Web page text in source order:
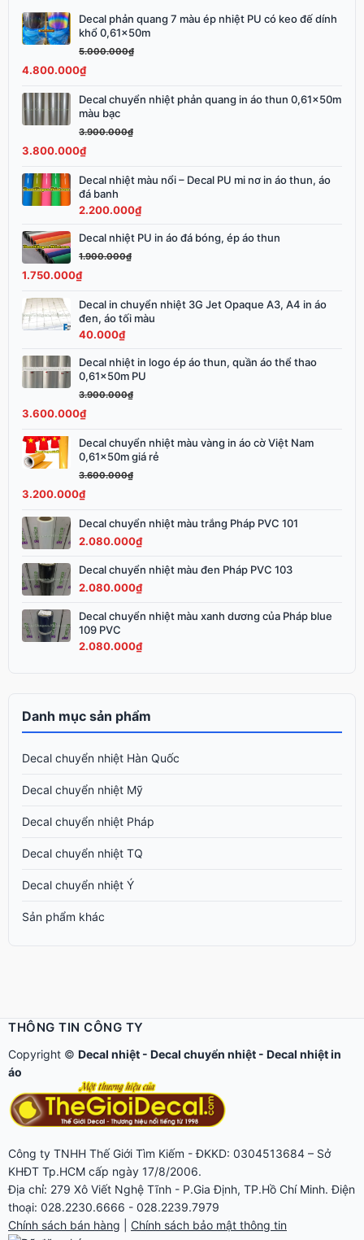
Decal phản quang 7 màu ép nhiệt PU có keo đế dính
khổ 0,61x50m
5.000.000₫
Giá
gốc
5.000.000₫.
4.800.000₫
Giá
hiện
là:
4.800.000₫.
Decal chuyển nhiệt phản quang in áo thun 0,61x50m
màu bạc
3.900.000₫
Giá
gốc
3.900.000₫.
3.800.000₫
Giá
hiện
là:
3.800.000₫.
Decal nhiệt màu nổi – Decal PU mi nơ in áo thun, áo
đá banh
2.200.000₫
Decal nhiệt PU in áo đá bóng, ép áo thun
1.900.000₫
Giá
gốc
là:
1.750.000₫
Giá
hiện
tại
1.750.000₫.Decal in chuyển nhiệt 3G Jet Opaque A3, A4 in áo
đen, áo tối màu
40.000₫
Decal nhiệt in logo ép áo thun, quần áo thể thao
0,61x50m PU
3.900.000₫
Giá
3.900.000₫.
3.600.000₫
Giá
là:
3.600.000₫.
Decal chuyển nhiệt màu vàng in áo cờ Việt Nam
0,61x50m giá rẻ
3.600.000₫
Giá
gốc
3.600.000₫.
3.200.000₫
Giá
hiện
là:
3.200.000₫.
Decal chuyển nhiệt màu trắng Pháp PVC 101
2.080.000₫
Decal chuyển nhiệt màu đen Pháp PVC 103
2.080.000₫
Decal chuyển nhiệt màu xanh dương của Pháp blue
109 PVC
2.080.000₫
Danh mục sản phẩm
Decal chuyển nhiệt Hàn Quốc
Decal chuyển nhiệt Mỹ
Decal chuyển nhiệt Pháp
Decal chuyển nhiệt TQ
Decal chuyển nhiệt Ý
Sản phẩm khác
THÔNG TIN CÔNG TY
Copyright © Decal nhiệt - Decal chuyển nhiệt - Decal nhiệt in
áo
Công ty TNHH Thế Giới Tìm Kiếm - ĐKKD: 0304513684 – Sở
KHĐT Tp.HCM cấp ngày 17/8/2006.
Địa chỉ: 279 Xô Viết Nghệ Tĩnh - P.Gia Định, TP.Hồ Chí Minh. Điện
thoại: 028.2230.6666 - 028.2239.7979
Chính sách bán hàng
Chính sách bảo mật thông tin